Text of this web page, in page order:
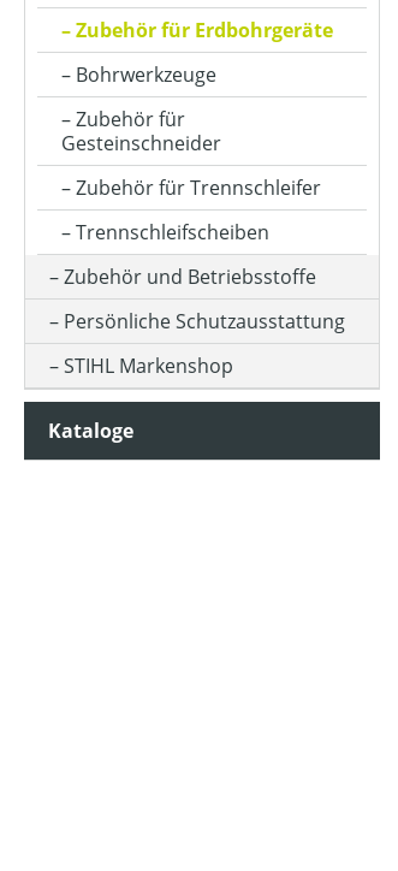
Zubehör für Erdbohrgeräte
Bohrwerkzeuge
Zubehör für
Gesteinschneider
Zubehör für Trennschleifer
Trennschleifscheiben
Zubehör und Betriebsstoffe
Persönliche Schutzausstattung
STIHL Markenshop
Kataloge